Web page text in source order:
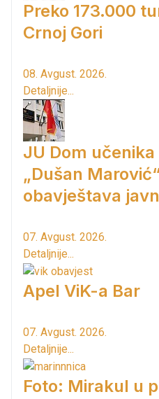
Preko 173.000
Crnoj Gori
08. Avgust. 2026.
Detaljnije...
JU Dom
„Dušan
obavještava
07. Avgust. 2026.
Detaljnije...
Apel ViK-a Bar
07. Avgust. 2026.
Detaljnije...
Foto: Mirakul u